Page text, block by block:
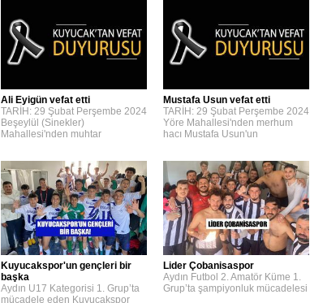
Ali Eyigün vefat etti
TARİH: 29 Şubat Perşembe 2024
Beşeylül (Sinekler)
Mahallesi'nden muhtar
Mustafa Usun vefat etti
TARİH: 29 Şubat Perşembe 2024
Yöre Mahallesi'nden merhum
hacı Mustafa Usun'un
Kuyucakspor'un gençleri bir
başka
Aydın U17 Kategorisi 1. Grup’ta
mücadele eden Kuyucakspor
Lider Çobanisaspor
Aydın Futbol 2. Amatör Küme 1.
Grup’ta şampiyonluk mücadelesi